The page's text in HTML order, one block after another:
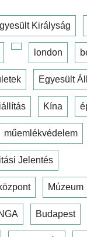
Királyság
london
Egyesült
Kína
műemlékvédelem
Jelentés
Múzeum
Budapest